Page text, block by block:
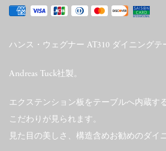
ハンス・ウェグナー AT310 ダイニングテ
Andreas Tuck社製。
エクステンション板をテーブルへ内蔵す
こだわりが見られます。
見た目の美しさ、構造含めお勧めのダイ